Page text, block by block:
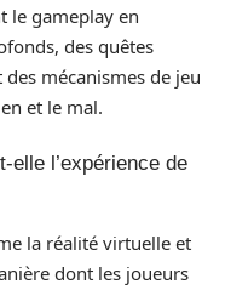
le gameplay en
des quêtes
mécanismes de jeu
et le mal.
elle l’expérience de
la réalité virtuelle et
dont les joueurs